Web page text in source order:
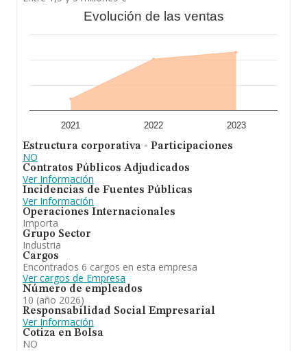
Evolución de las ventas
2021 2022 2023
Estructura corporativa - Participaciones
NO
Contratos Públicos Adjudicados
Ver Información
Incidencias de Fuentes Públicas
Ver Información
Operaciones Internacionales
Importa
Grupo Sector
Industria
Cargos
Encontrados 6 cargos en esta empresa
Ver cargos de Empresa
Número de empleados
10 (año 2026)
Responsabilidad Social Empresarial
Ver Información
Cotiza en Bolsa
NO